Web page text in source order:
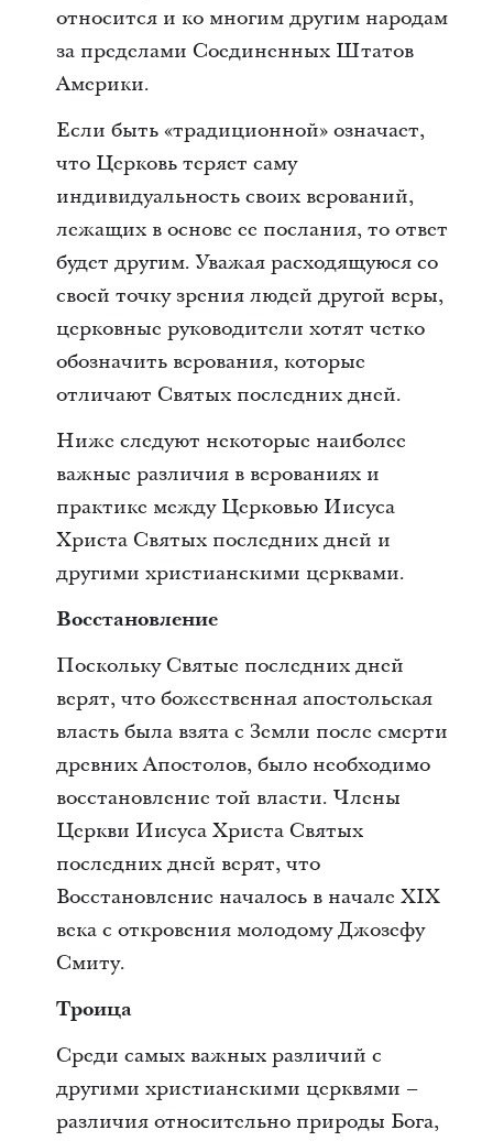
относится и ко многим другим народам
за пределами Соединенных Штатов
Америки.
Если быть «традиционной» означает,
что Церковь теряет саму
индивидуальность своих верований,
лежащих в основе ее послания, то ответ
будет другим. Уважая расходящуюся со
своей точку зрения людей другой веры,
церковные руководители хотят четко
обозначить верования, которые
отличают Святых последних дней.
Ниже следуют некоторые наиболее
важные различия в верованиях и
практике между Церковью Иисуса
Христа Святых последних дней и
другими христианскими церквами.
Восстановление
Поскольку Святые последних дней
верят, что божественная апостольская
власть была взята с Земли после смерти
древних Апостолов, было необходимо
восстановление той власти. Члены
Церкви Иисуса Христа Святых
последних дней верят, что
Восстановление началось в начале XIX
века с откровения молодому Джозефу
Смиту.
Троица
Среди самых важных различий с
другими христианскими церквями –
различия относительно природы Бога,